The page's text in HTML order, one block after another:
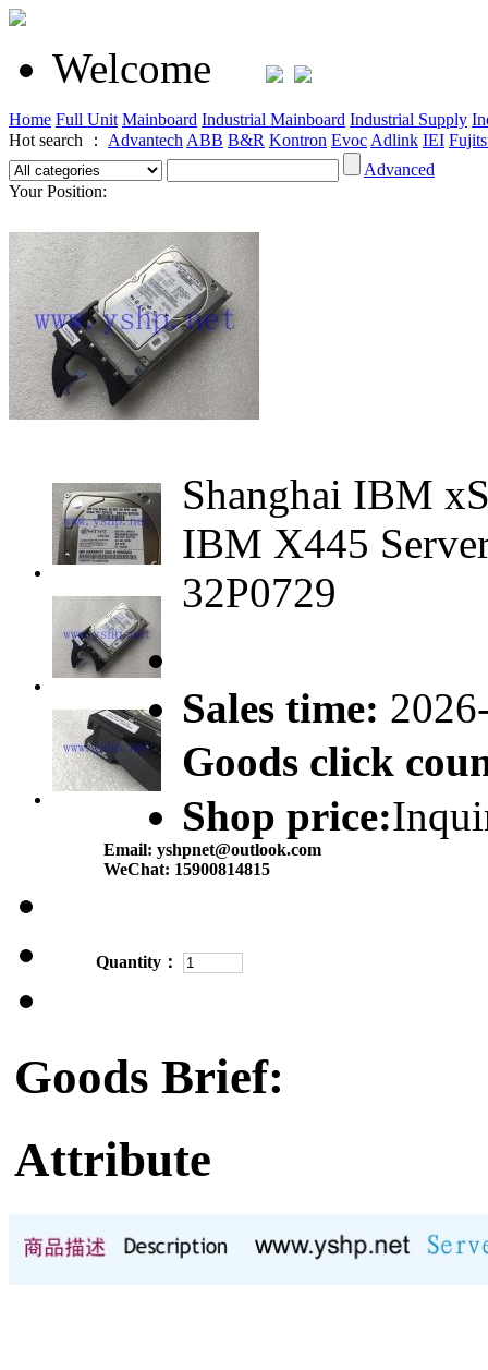
Welcome
Home Full Unit Mainboard Industrial Mainboard Industrial Supply
Hot search ： Advantech ABB B&R Kontron Evoc Adlink IEI
Advanced
Your Position:
Shanghai IBM
IBM X445
32P0729
Sales time:
Goods click
Shop price:
Email: yshpnet@outlook.com
WeChat: 15900814815
Quantity：
Goods Brief:
Attribute